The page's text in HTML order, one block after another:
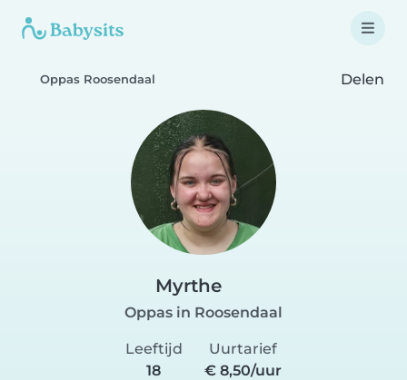
Oppas Roosendaal Delen
Myrthe
Oppas in Roosendaal
Leeftijd
18
Uurtarief
€ 8,50/uur